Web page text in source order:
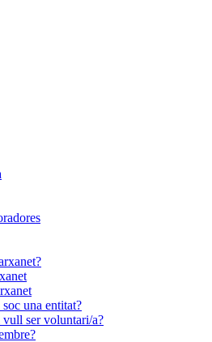
una entitat?
ser voluntari/a?